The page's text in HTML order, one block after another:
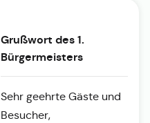
Grußwort des 1.
Bürgermeisters
Sehr geehrte Gäste und
Besucher,